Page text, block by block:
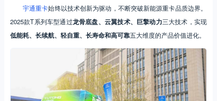
宇通重卡始终以技术创新为驱动，不断突破新能源重卡品质边界。
2025款T系列车型通过龙骨底盘、云翼技术、巨擎动力三大技术，实现
低能耗、长续航、轻自重、长寿命和高可靠五大维度的产品价值进化。